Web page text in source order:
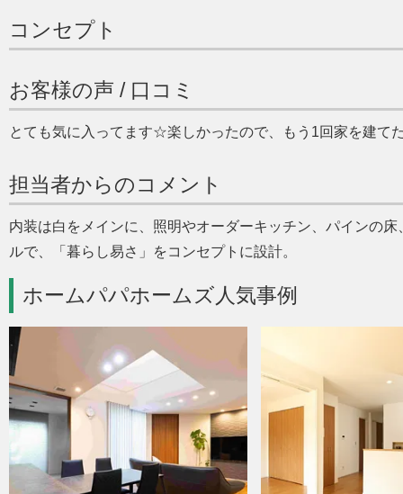
コンセプト
お客様の声 / 口コミ
とても気に入ってます☆楽しかったので、もう1回家を建て
担当者からのコメント
内装は白をメインに、照明やオーダーキッチン、パインの
ルで、
暮らし易さ をコンセプトに設計。
ホームパパホームズ人気事例